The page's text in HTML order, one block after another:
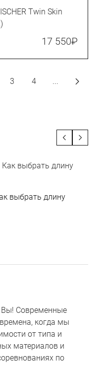
Twin Skin
17 550₽
3 4 ...
выбрать длину
Вы! Современные
когда мы
от типа и
материалов и
по